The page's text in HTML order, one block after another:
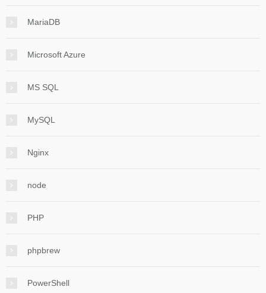
MariaDB
Microsoft Azure
MS SQL
MySQL
Nginx
node
PHP
phpbrew
PowerShell